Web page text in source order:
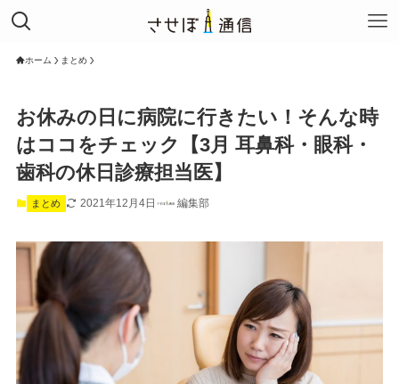
ホーム まとめ
お休みの日に病院に行きたい！そんな時
はココをチェック【3月 耳鼻科・眼科・
歯科の休日診療担当医】
まとめ 2021年12月4日 編集部